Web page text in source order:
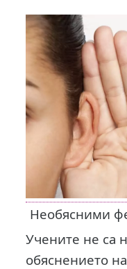
Необясними
Учените не са
обяснението